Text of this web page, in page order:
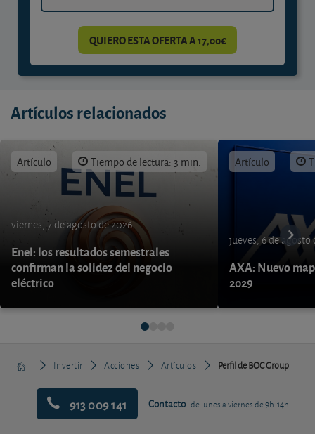
QUIERO ESTA OFERTA A 17,00€
Artículos relacionados
Artículo Tiempo de lectura: 3 min.
viernes, 7 de agosto de 2026
Enel: los resultados semestrales
confirman la solidez del negocio
eléctrico
Artículo
jueves, 6 de agosto
AXA: Nuevo
2029
Invertir Acciones Artículos Perfil de BOC Group
913 009 141 Contacto de lunes a viernes de 9h-14h